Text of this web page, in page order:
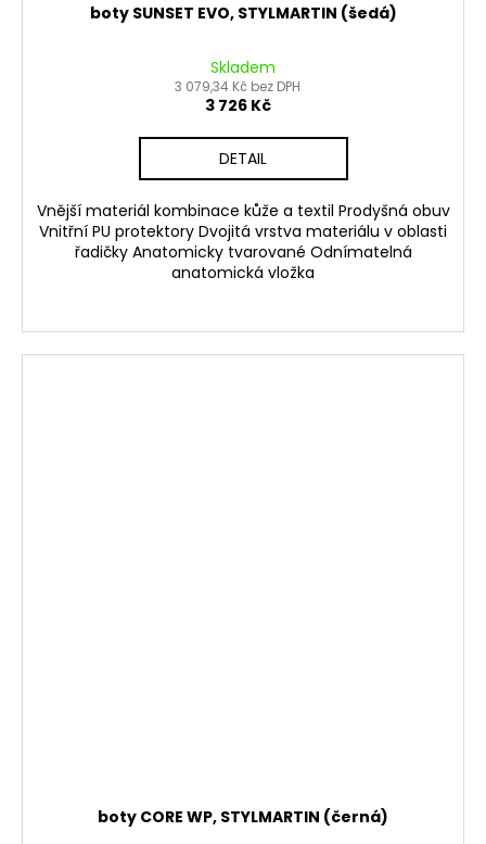
boty SUNSET EVO, STYLMARTIN (šedá)
Skladem
3 079,34 Kč bez DPH
3 726 Kč
DETAIL
Vnější materiál kombinace kůže a textil Prodyšná obuv
Vnitřní PU protektory Dvojitá vrstva materiálu v oblasti
řadičky Anatomicky tvarované Odnímatelná
anatomická vložka
boty CORE WP, STYLMARTIN (černá)